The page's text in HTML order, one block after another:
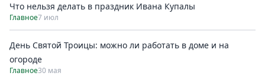
Что нельзя делать в праздник Ивана Купалы
Главное7 июл
День Святой Троицы: можно ли работать в доме и на
огороде
Главное30 мая